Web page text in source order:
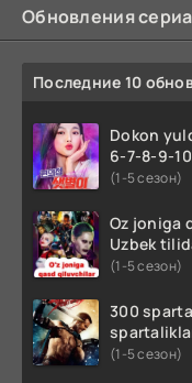
Обновления
Последние 10
Dokon
6-7-8-9-
16-17
qismlari
(1-5 сезон)
Oz joniga
Uzbek
O'zbekcha
(1-5 сезон)
300
Uzbek
(1-5 сезон)